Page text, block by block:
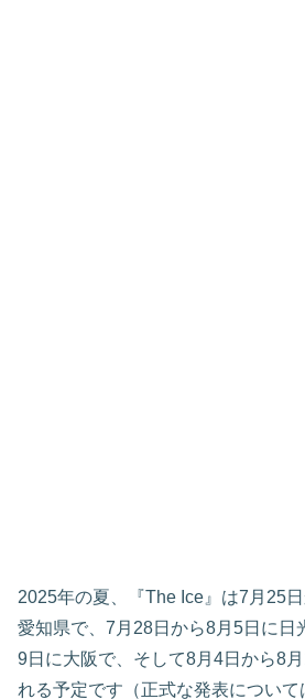
2025年の夏、『The Ice』は7月25
愛知県で、7月28日から8月5日に日
9日に大阪で、そして8月4日から8
れる予定です（正式な発表につい